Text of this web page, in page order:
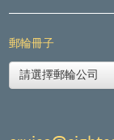
郵輪冊子
請選擇郵輪公司